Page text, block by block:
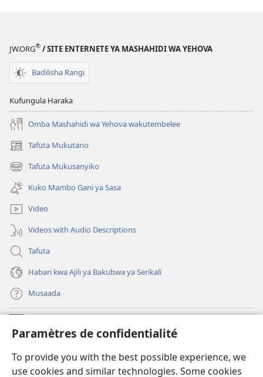
Paramètres de confidentialité
To provide you with the best possible experience, we
use cookies and similar technologies. Some cookies
JW.ORG® / SITE ENTERNETE YA MASHAHIDI WA YEHOVA
Badilisha Rangi
Kufungula Haraka
Omba Mashahidi wa Yehova wakutembelee
Tafuta Mukutano
(opens
new
window)
Tafuta Mukusanyiko
(opens
new
window)
Kuko Mambo Gani ya Sasa
Video
Videos with Audio Descriptions
Tafuta
Habari kwa Ajili ya Bakubwa ya Serikali
Musaada
(opens
new
Maktaba ku Enternete
(opens
new